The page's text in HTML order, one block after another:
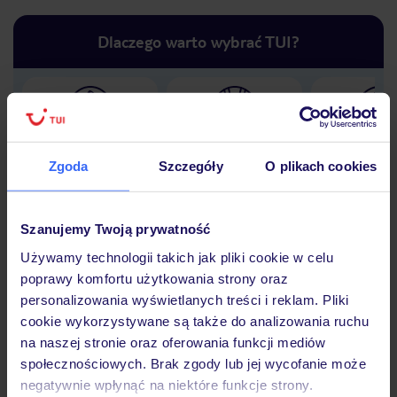
Zgoda Szczegóły O plikach cookies
Szanujemy Twoją prywatność
Używamy technologii takich jak pliki cookie w celu
poprawy komfortu użytkowania strony oraz
personalizowania wyświetlanych treści i reklam. Pliki
cookie wykorzystywane są także do analizowania ruchu
na naszej stronie oraz oferowania funkcji mediów
społecznościowych. Brak zgody lub jej wycofanie może
negatywnie wpłynąć na niektóre funkcje strony.
Dlaczego warto wybrać TUI?
Hotel
Opinie